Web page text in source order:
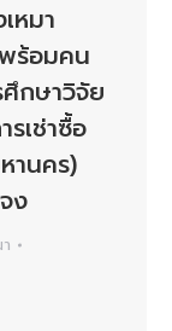
หมา
ร้อมคน
กษาวิจัย
เช่าซื้อ
านคร)
ง